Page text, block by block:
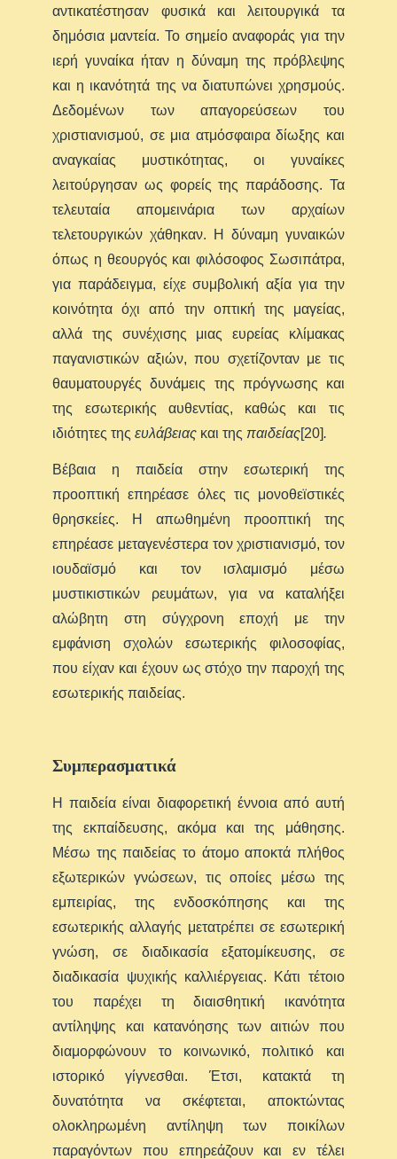
αντικατέστησαν φυσικά και λειτουργικά τα
δημόσια μαντεία. Το σημείο αναφοράς για την
ιερή γυναίκα ήταν η δύναμη της πρόβλεψης
και η ικανότητά της να διατυπώνει χρησμούς.
Δεδομένων των απαγορεύσεων του
χριστιανισμού, σε μια ατμόσφαιρα δίωξης και
αναγκαίας μυστικότητας, οι γυναίκες
λειτούργησαν ως φορείς της παράδοσης. Τα
τελευταία απομεινάρια των αρχαίων
τελετουργικών χάθηκαν. Η δύναμη γυναικών
όπως η θεουργός και φιλόσοφος Σωσιπάτρα,
για παράδειγμα, είχε συμβολική αξία για την
κοινότητα όχι από την οπτική της μαγείας,
αλλά της συνέχισης μιας ευρείας κλίμακας
παγανιστικών αξιών, που σχετίζονταν με τις
θαυματουργές δυνάμεις της πρόγνωσης και
της εσωτερικής αυθεντίας, καθώς και τις
ιδιότητες τηςευλάβειας και της παιδείας[20].
Βέβαια η παιδεία στην εσωτερική της
προοπτική επηρέασε όλες τις μονοθεϊστικές
θρησκείες. Η απωθημένη προοπτική της
επηρέασε μεταγενέστερα τον χριστιανισμό, τον
ιουδαϊσμό και τον ισλαμισμό μέσω
μυστικιστικών ρευμάτων, για να καταλήξει
αλώβητη στη σύγχρονη εποχή με την
εμφάνιση σχολών εσωτερικής φιλοσοφίας,
που είχαν και έχουν ως στόχο την παροχή της
εσωτερικής παιδείας.
Συμπερασματικά
Η παιδεία είναι διαφορετική έννοια από αυτή
της εκπαίδευσης, ακόμα και της μάθησης.
Μέσω της παιδείας το άτομο αποκτά πλήθος
εξωτερικών γνώσεων, τις οποίες μέσω της
εμπειρίας, της ενδοσκόπησης και της
εσωτερικής αλλαγής μετατρέπει σε εσωτερική
γνώση, σε διαδικασία εξατομίκευσης, σε
διαδικασία ψυχικής καλλιέργειας. Κάτι τέτοιο
του παρέχει τη διαισθητική ικανότητα
αντίληψης και κατανόησης των αιτιών που
διαμορφώνουν το κοινωνικό, πολιτικό και
ιστορικό γίγνεσθαι. Έτσι, κατακτά τη
δυνατότητα να σκέφτεται, αποκτώντας
ολοκληρωμένη αντίληψη των ποικίλων
παραγόντων που επηρεάζουν και εν τέλει